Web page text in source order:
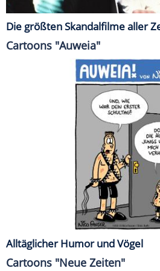
Die größten Skandalfilme aller
Cartoons "Auweia"
Alltäglicher Humor und Vögel
Cartoons "Neue Zeiten"